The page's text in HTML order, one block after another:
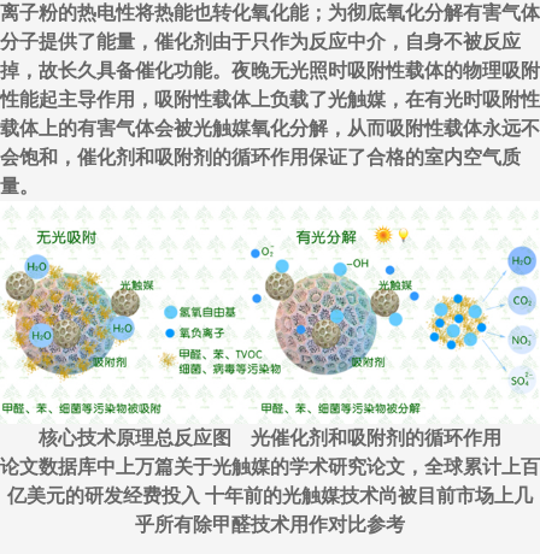
离子粉的热电性将热能也转化氧化能；为彻底氧化分解有害气体
分子提供了能量，催化剂由于只作为反应中介，自身不被反应
掉，故长久具备催化功能。夜晚无光照时吸附性载体的物理吸附
性能起主导作用，吸附性载体上负载了光触媒，在有光时吸附性
载体上的有害气体会被光触媒氧化分解，从而吸附性载体永远不
会饱和，催化剂和吸附剂的循环作用保证了合格的室内空气质
量。
核心技术原理总反应图 光催化剂和吸附剂的循环作用
论文数据库中上万篇关于光触媒的学术研究论文，全球累计上百
亿美元的研发经费投入 十年前的光触媒技术尚被目前市场上几
乎所有除甲醛技术用作对比参考